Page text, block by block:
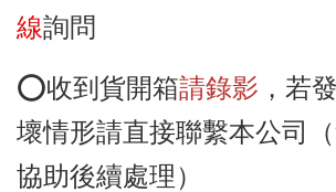
線詢問
⭕️收到貨開箱請錄影 ，若
壞情形請直接聯繫本公司
協助後續處理）